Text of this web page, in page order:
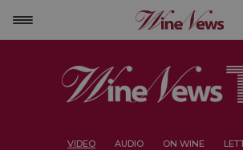
VIDEO AUDIO ON WINE